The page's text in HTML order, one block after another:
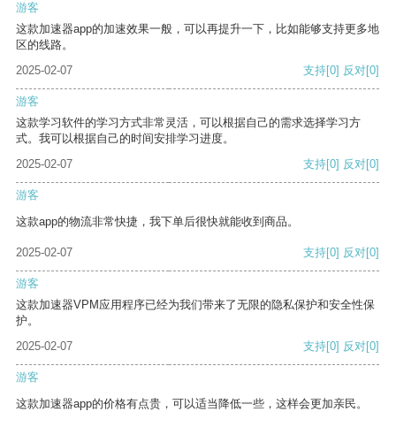
游客
这款加速器app的加速效果一般，可以再提升一下，比如能够支持更多地
区的线路。
2025-02-07
支持[0] 反对[0]
游客
这款学习软件的学习方式非常灵活，可以根据自己的需求选择学习方
式。我可以根据自己的时间安排学习进度。
2025-02-07
支持[0] 反对[0]
游客
这款app的物流非常快捷，我下单后很快就能收到商品。
2025-02-07 支持[0] 反对[0]
游客
这款加速器VPM应用程序已经为我们带来了无限的隐私保护和安全性保
护。
2025-02-07
支持[0] 反对[0]
游客
这款加速器app的价格有点贵，可以适当降低一些，这样会更加亲民。